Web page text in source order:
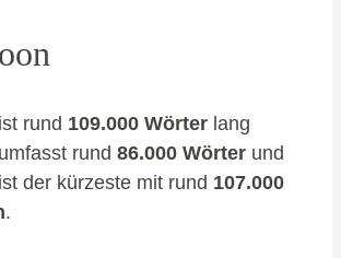
rund 109.000 Wörter lang
rund 86.000 Wörter und
der kürzeste mit rund 107.000
.